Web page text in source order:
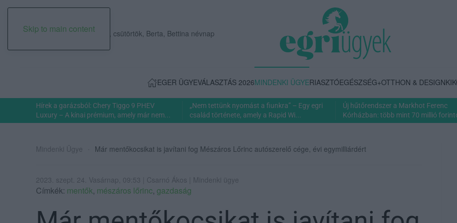
Skip to main content
2026. augusztus 06., csütörtök, Berta, Bettina névnap
EGER ÜGYEVÁLASZTÁS 2026MINDENKI ÜGYERIASZTÓEGÉSZSÉG+OTTHON & DESIGN
Hírek a garázsból: Chery Tiggo 9 PHEV
Luxury – A kínai prémium, amely már nem...
„Nem tettünk nyomást a fiunkra” – Egy egri
család története, amely a Rapid Wi...
Új hűtőrendszer a Markhot Ferenc
Kórházban: több mint 70 millió
Mindenki Ügye Már mentőkocsikat is javítani fog Mészáros Lőrinc autószerelő cége, évi egymilliárdért
2023. szept. 24. Vasárnap, 09:53 | Csarnó Ákos | Mindenki ügye
Címkék: mentők, mészáros lőrinc, gazdaság